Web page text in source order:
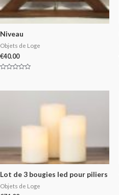
Niveau
Objets de Loge
€40.00
of
Lot de 3 bougies led pour piliers
Objets de Loge